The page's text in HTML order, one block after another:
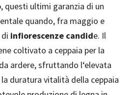
, questi ultimi garanzia di un
quando, fra maggio e
infiorescenze candide. Il
coltivato a ceppaia per la
ardere, sfruttando l‘elevata
duratura vitalità della ceppaia